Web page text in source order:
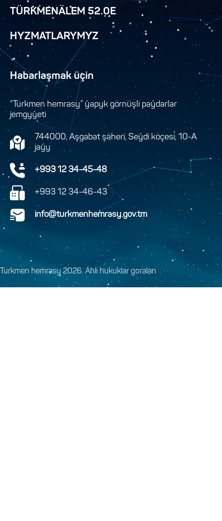
TÜRKMENÄLEM 52.0E
HYZMATLARYMYZ
Habarlaşmak üçin
“Türkmen hemrasy” ýapyk görnüşli paýdarlar
jemgyýeti
744000, Aşgabat şäheri, Seýdi köçesi, 10-A
jaýy
+993 12 34-45-48
+993 12 34-46-43
info@turkmenhemrasy.gov.tm
Türkmen hemrasy 2026. Ähli hukuklar goralan